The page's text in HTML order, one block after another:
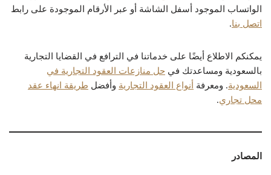
الواتساب الموجود أسفل الشاشة أو عبر الأرقام الموجودة على رابط
اتصل بنا.
يمكنكم الاطلاع أيضًا على خدماتنا في الترافع في القضايا التجارية
بالسعودية ومساعدتك في حل منازعات العقود التجارية في
السعودية. ومعرفة أنواع العقود التجارية وأفضل طريقة انهاء عقد
محل تجاري.
المصادر